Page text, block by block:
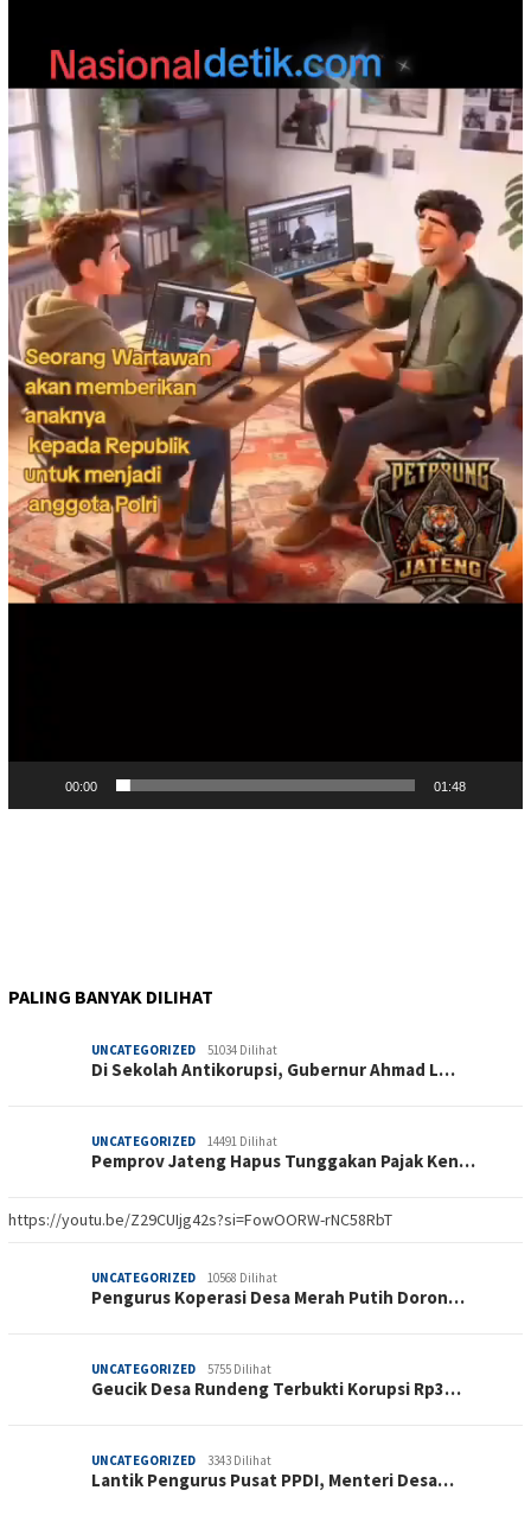
00:00 01:48
PALING BANYAK DILIHAT
UNCATEGORIZED 51034 Dilihat
Di Sekolah Antikorupsi, Gubernur Ahmad L…
UNCATEGORIZED 14491 Dilihat
Pemprov Jateng Hapus Tunggakan Pajak Ken…
https://youtu.be/Z29CUIjg42s?si=FowOORW-rNC58RbT
UNCATEGORIZED 10568 Dilihat
Pengurus Koperasi Desa Merah Putih Doron…
UNCATEGORIZED 5755 Dilihat
Geucik Desa Rundeng Terbukti Korupsi Rp3…
UNCATEGORIZED 3343 Dilihat
Lantik Pengurus Pusat PPDI, Menteri Desa…